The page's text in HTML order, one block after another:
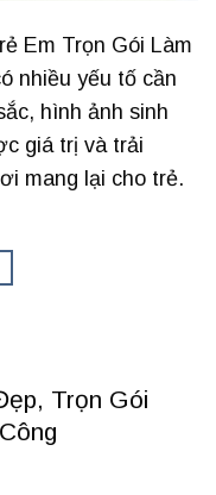
Em Trọn Gói Làm
nhiều yếu tố cần
hình ảnh sinh
giá trị và trải
mang lại cho trẻ.
Trọn Gói